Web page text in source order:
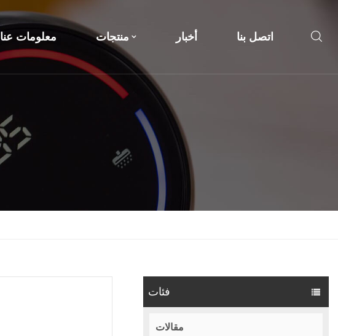
معلومات عنا منتجات أخبار اتصل بنا
فئات
مقالات